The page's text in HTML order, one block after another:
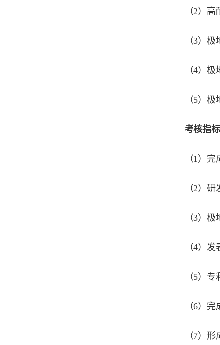
（2）
（3）
（4）
（5）
考核指
（1）
（2）
（3）
（4）
（5）
（6）
（7）